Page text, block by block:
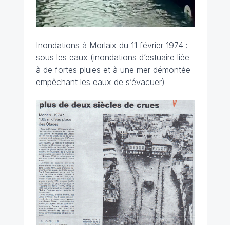
Inondations à Morlaix du 11 février 1974 :
sous les eaux (inondations d’estuaire liée
à de fortes pluies et à une mer démontée
empêchant les eaux de s’évacuer)